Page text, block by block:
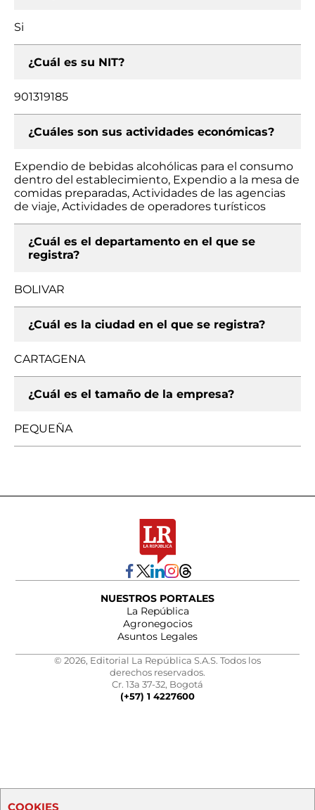
Si
¿Cuál es su NIT?
901319185
¿Cuáles son sus actividades económicas?
Expendio de bebidas alcohólicas para el consumo
dentro del establecimiento, Expendio a la mesa de
comidas preparadas, Actividades de las agencias
de viaje, Actividades de operadores turísticos
¿Cuál es el departamento en el que se
registra?
BOLIVAR
¿Cuál es la ciudad en el que se registra?
CARTAGENA
¿Cuál es el tamaño de la empresa?
PEQUEÑA
NUESTROS PORTALES
La República
Agronegocios
Asuntos Legales
© 2026, Editorial La República S.A.S. Todos los
derechos reservados.
Cr. 13a 37-32, Bogotá
(+57) 1 4227600
COOKIES